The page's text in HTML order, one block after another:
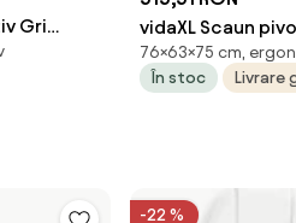
Gri
vidaXL Scaun
75 x 76 cm
76×63×75 cm,
În stoc
Livrare
-22 %